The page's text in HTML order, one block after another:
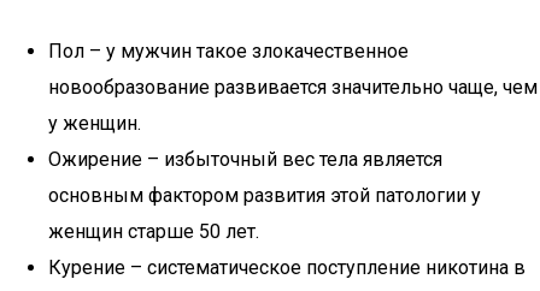
Пол – у мужчин такое злокачественное
новообразование развивается значительно чаще, чем
у женщин.
Ожирение – избыточный вес тела является
основным фактором развития этой патологии у
женщин старше 50 лет.
Курение – систематическое поступление никотина в